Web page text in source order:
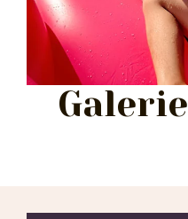
Galerie